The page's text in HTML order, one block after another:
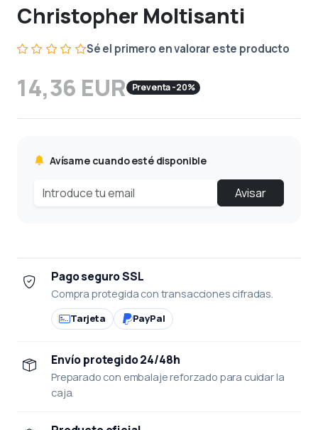
Christopher Moltisanti
Sé el primero en valorar este producto
14,36 EUR Preventa -20%
Avísame cuando esté disponible
Avisar
Pago seguro SSL
Compra protegida con transacciones cifradas.
Tarjeta PayPal
Envío protegido 24/48h
Preparado con embalaje reforzado para cuidar la
caja.